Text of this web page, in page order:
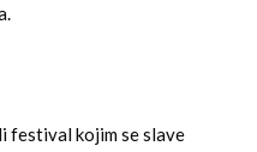
festival kojim se slave